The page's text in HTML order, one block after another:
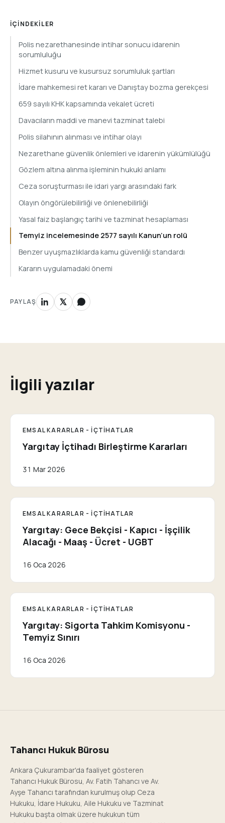
İÇINDEKILER
Polis nezarethanesinde intihar sonucu idarenin
sorumluluğu
Hizmet kusuru ve kusursuz sorumluluk şartları
İdare mahkemesi ret kararı ve Danıştay bozma gerekçesi
659 sayılı KHK kapsamında vekalet ücreti
Davacıların maddi ve manevi tazminat talebi
Polis silahının alınması ve intihar olayı
Nezarethane güvenlik önlemleri ve idarenin yükümlülüğü
Gözlem altına alınma işleminin hukuki anlamı
Ceza soruşturması ile idari yargı arasındaki fark
Olayın öngörülebilirliği ve önlenebilirliği
Yasal faiz başlangıç tarihi ve tazminat hesaplaması
Temyiz incelemesinde 2577 sayılı Kanun’un rolü
Benzer uyuşmazlıklarda kamu güvenliği standardı
Kararın uygulamadaki önemi
PAYLAŞ
İlgili yazılar
EMSAL KARARLAR - İÇTIHATLAR
Yargıtay İçtihadı Birleştirme Kararları
31 Mar 2026
EMSAL KARARLAR - İÇTIHATLAR
Yargıtay: Gece Bekçisi - Kapıcı - İşçilik
Alacağı - Maaş - Ücret - UGBT
16 Oca 2026
EMSAL KARARLAR - İÇTIHATLAR
Yargıtay: Sigorta Tahkim Komisyonu -
Temyiz Sınırı
16 Oca 2026
Tahancı Hukuk Bürosu
Ankara Çukurambar'da faaliyet gösteren
Tahancı Hukuk Bürosu, Av. Fatih Tahancı ve Av.
Ayşe Tahancı tarafından kurulmuş olup Ceza
Hukuku, İdare Hukuku, Aile Hukuku ve Tazminat
Hukuku başta olmak üzere hukukun tüm